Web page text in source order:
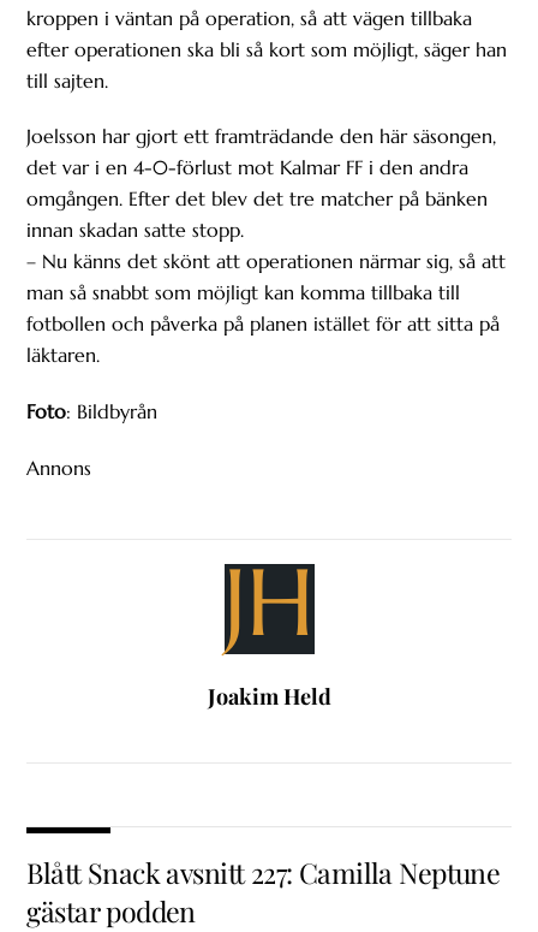
kroppen i väntan på operation, så att vägen tillbaka
efter operationen ska bli så kort som möjligt, säger han
till sajten.
Joelsson har gjort ett framträdande den här säsongen,
det var i en 4-0-förlust mot Kalmar FF i den andra
omgången. Efter det blev det tre matcher på bänken
innan skadan satte stopp.
– Nu känns det skönt att operationen närmar sig, så att
man så snabbt som möjligt kan komma tillbaka till
fotbollen och påverka på planen istället för att sitta på
läktaren.
Foto: Bildbyrån
Annons
JH
Joakim Held
Blått Snack avsnitt 227: Camilla Neptune
gästar podden